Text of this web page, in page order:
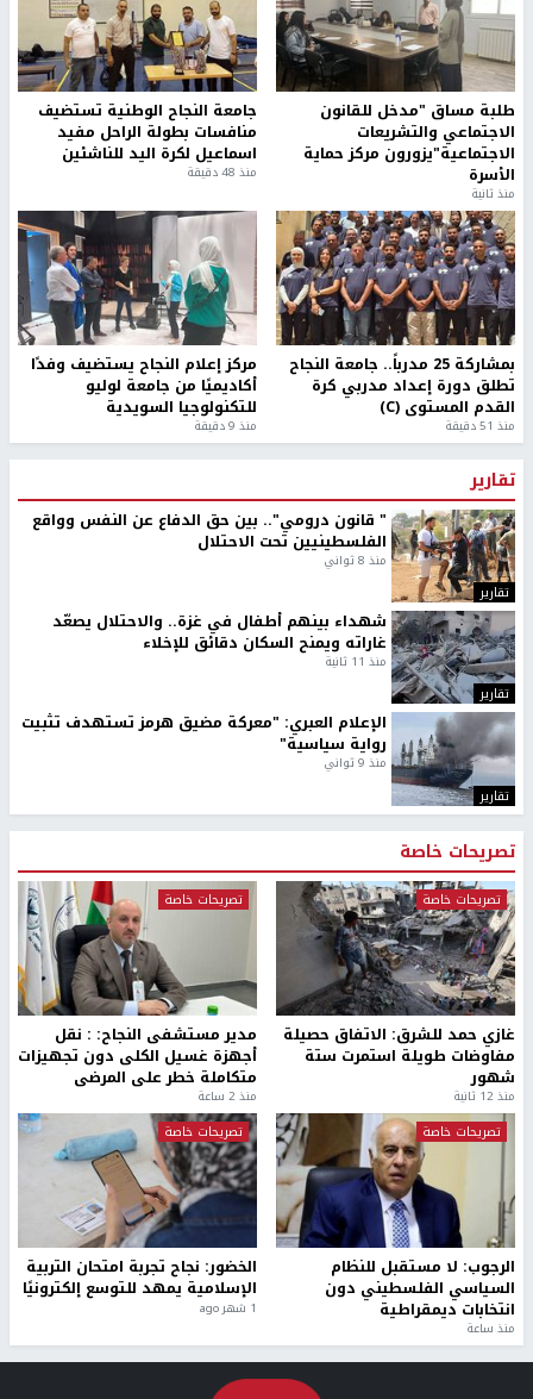
طلبة مساق "مدخل للقانون
الاجتماعي والتشريعات
الاجتماعية"يزورون مركز حماية
الأسرة
منذ ثانية
جامعة النجاح الوطنية تستضيف
منافسات بطولة الراحل مفيد
اسماعيل لكرة اليد للناشئين
منذ 48 دقيقة
بمشاركة 25 مدرباً.. جامعة النجاح
تطلق دورة إعداد مدربي كرة
القدم المستوى (C)
منذ 51 دقيقة
مركز إعلام النجاح يستضيف وفدًا
أكاديميًا من جامعة لوليو
للتكنولوجيا السويدية
منذ 9 دقيقة
تقارير
تقارير
" قانون درومي".. بين حق الدفاع عن النفس وواقع
الفلسطينيين تحت الاحتلال
منذ 8 ثواني
تقارير
شهداء بينهم أطفال في غزة.. والاحتلال يصعّد
غاراته ويمنح السكان دقائق للإخلاء
منذ 11 ثانية
تقارير
الإعلام العبري: "معركة مضيق هرمز تستهدف تثبيت
رواية سياسية"
منذ 9 ثواني
تصريحات خاصة
تصريحات خاصة
غازي حمد للشرق: الاتفاق حصيلة
مفاوضات طويلة استمرت ستة
شهور
منذ 12 ثانية
تصريحات خاصة
مدير مستشفى النجاح: : نقل
أجهزة غسيل الكلى دون تجهيزات
متكاملة خطر على المرضى
منذ 2 ساعة
تصريحات خاصة
الرجوب: لا مستقبل للنظام
السياسي الفلسطيني دون
انتخابات ديمقراطية
منذ ساعة
تصريحات خاصة
الخضور: نجاح تجربة امتحان التربية
الإسلامية يمهد للتوسع إلكترونيًا
1 شهر ago